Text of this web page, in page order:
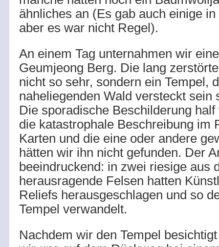
ähnliches an (Es gab auch einige
aber es war nicht Regel).
An einem Tag unternahmen wir
Geumjeong Berg. Die lang
nicht so sehr, sondern ein Tempel,
naheliegenden Wald versteckt sein
Die sporadische Beschilderung
die katastrophale Beschreibung im
Karten und die eine oder andere
hätten wir ihn nicht gefunden. Der
beeindruckend: in zwei riesige aus
herausragende Felsen hatten
Reliefs herausgeschlagen und so
Tempel verwandelt.
Nachdem wir den Tempel